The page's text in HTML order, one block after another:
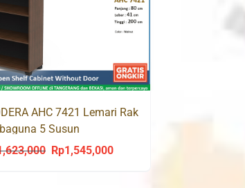
AHC 7421 Lemari Rak
5 Susun
Original
Rp1,545,000Current